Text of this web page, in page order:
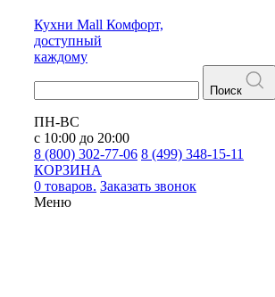
Кухни Mall Комфорт,
доступный
каждому
Поиск
ПН-ВС
с 10:00 до 20:00
8 (800) 302-77-06 8 (499) 348-15-11
КОРЗИНА
0 товаров. Заказать звонок
Меню